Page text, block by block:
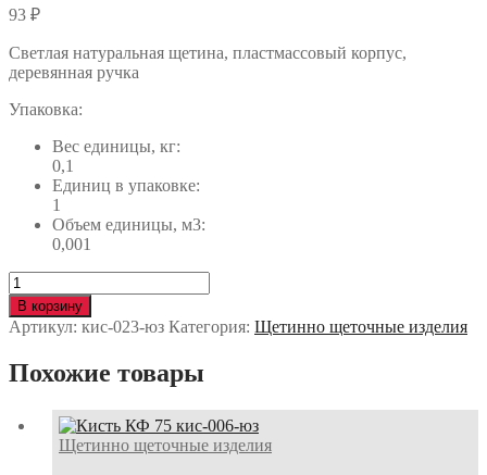
93 ₽
Светлая натуральная щетина, пластмассовый корпус,
деревянная ручка
Упаковка:
Вес единицы, кг:
0,1
Единиц в упаковке:
1
Объем единицы, м3:
0,001
Количество
Кисть
КР
40
юз
В корзину
Артикул: кис-023-юз Категория: Щетинно щеточные изделия
Похожие товары
Щетинно щеточные изделия